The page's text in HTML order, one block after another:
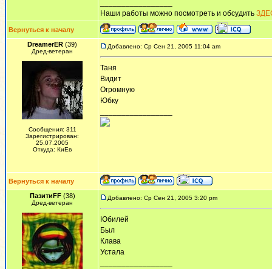
Наши работы можно посмотреть и обсудить
Вернуться к началу
DreamerER (39)
Дред-ветеран
Сообщения: 311
Зарегистрирован:
25.07.2005
Откуда: КиЕв
Добавлено: Ср Сен 21, 2005 11:04 am
Таня
Видит
Огромную
Юбку
Вернуться к началу
ПазитиFF(38)
Дред-ветеран
Добавлено: Ср Сен 21, 2005 3:20 pm
Юбилей
Был
Клава
Устала